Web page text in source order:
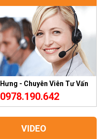
Hưng - Chuyên Viên Tư Vấn
0978.190.642
VIDEO